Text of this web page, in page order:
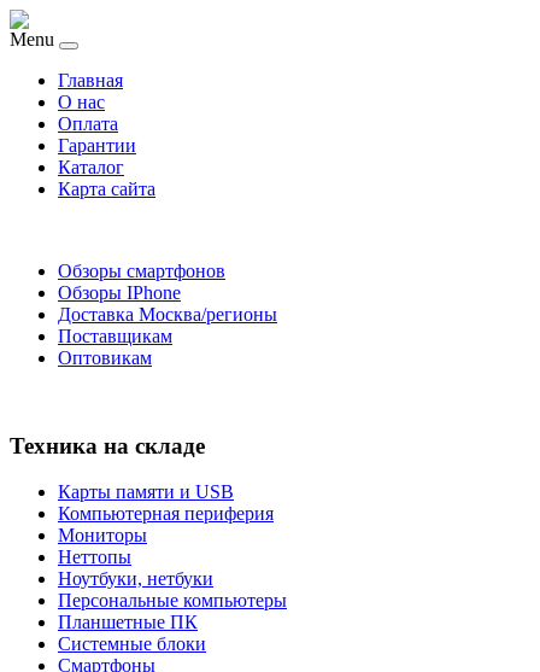
Menu
Главная
O нас
Оплата
Гарантии
Каталог
Карта сайта
Обзоры смартфонов
Обзоры IPhone
Доставка Москва/регионы
Поставщикам
Оптовикам
Техника на складе
Карты памяти и USB
Компьютерная периферия
Мониторы
Неттопы
Ноутбуки, нетбуки
Персональные компьютеры
Планшетные ПК
Системные блоки
Смартфоны